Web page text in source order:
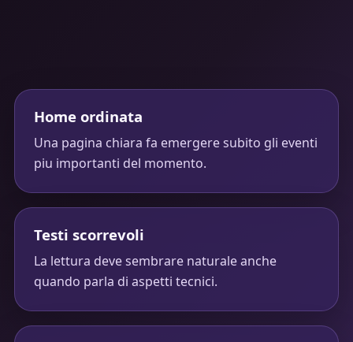
Home ordinata
Una pagina chiara fa emergere subito gli eventi
piu importanti del momento.
Testi scorrevoli
La lettura deve sembrare naturale anche
quando parla di aspetti tecnici.